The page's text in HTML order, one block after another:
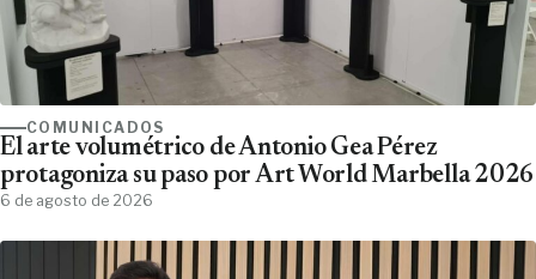
COMUNICADOS
El arte volumétrico de Antonio Gea Pérez
protagoniza su paso por Art World Marbella 2026
6 de agosto de 2026